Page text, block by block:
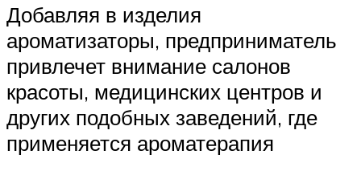
Добавляя в изделия
ароматизаторы, предприниматель
привлечет внимание салонов
красоты, медицинских центров и
других подобных заведений, где
применяется ароматерапия